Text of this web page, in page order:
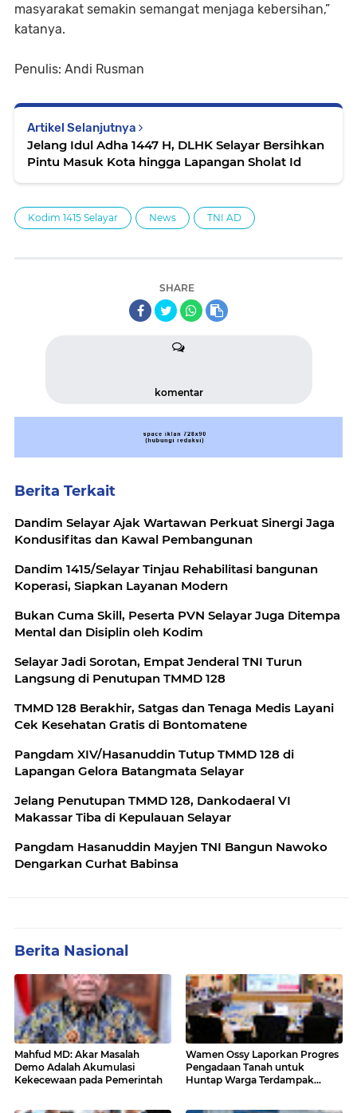
masyarakat semakin semangat menjaga kebersihan,”
katanya.
Penulis: Andi Rusman
Artikel Selanjutnya
Jelang Idul Adha 1447 H, DLHK Selayar Bersihkan
Pintu Masuk Kota hingga Lapangan Sholat Id
Kodim 1415 Selayar News TNI AD
SHARE
komentar
Berita Terkait
Dandim Selayar Ajak Wartawan Perkuat Sinergi Jaga
Kondusifitas dan Kawal Pembangunan
Dandim 1415/Selayar Tinjau Rehabilitasi bangunan
Koperasi, Siapkan Layanan Modern
Bukan Cuma Skill, Peserta PVN Selayar Juga Ditempa
Mental dan Disiplin oleh Kodim
Selayar Jadi Sorotan, Empat Jenderal TNI Turun
Langsung di Penutupan TMMD 128
TMMD 128 Berakhir, Satgas dan Tenaga Medis Layani
Cek Kesehatan Gratis di Bontomatene
Pangdam XIV/Hasanuddin Tutup TMMD 128 di
Lapangan Gelora Batangmata Selayar
Jelang Penutupan TMMD 128, Dankodaeral VI
Makassar Tiba di Kepulauan Selayar
Pangdam Hasanuddin Mayjen TNI Bangun Nawoko
Dengarkan Curhat Babinsa
Berita Nasional
Mahfud MD: Akar Masalah
Demo Adalah Akumulasi
Kekecewaan pada Pemerintah
Wamen Ossy Laporkan Progres
Pengadaan Tanah untuk
Huntap Warga Terdampak